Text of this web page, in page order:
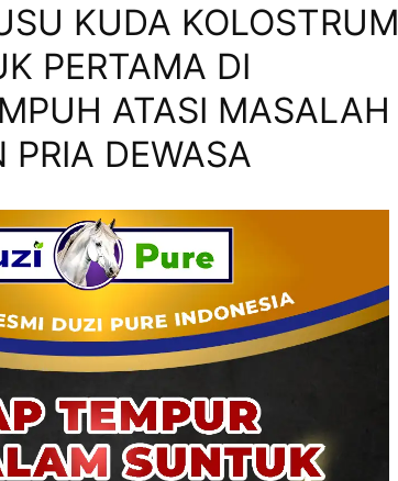
KUDA KOLOSTRUM
PERTAMA DI
ATASI MASALAH
DEWASA